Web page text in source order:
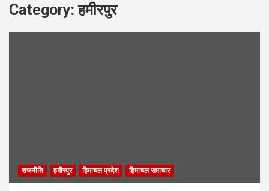
Category:हमीरपुर
राजनीति हमीरपुर हिमाचल प्रदेश हिमाचल समाचार